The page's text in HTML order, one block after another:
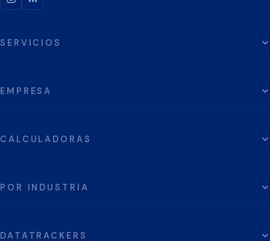
SERVICIOS
EMPRESA
CALCULADORAS
POR INDUSTRIA
DATATRACKERS